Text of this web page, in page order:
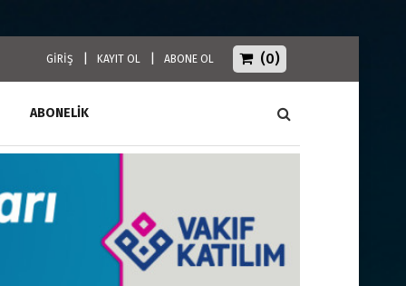
GİRİŞ KAYIT OL ABONE OL (0)
ABONELİK